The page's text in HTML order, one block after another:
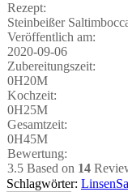
Rezept:
Stein­bei­ßer
Ver­öf­fent­lich am:
2020-09-06
Zube­rei­tungs­zeit:
0H20M
Koch­zeit:
0H25M
Gesamt­zeit:
0H45M
Bewer­tung:
3.5 Based on 14
Schlagwörter: Linsen